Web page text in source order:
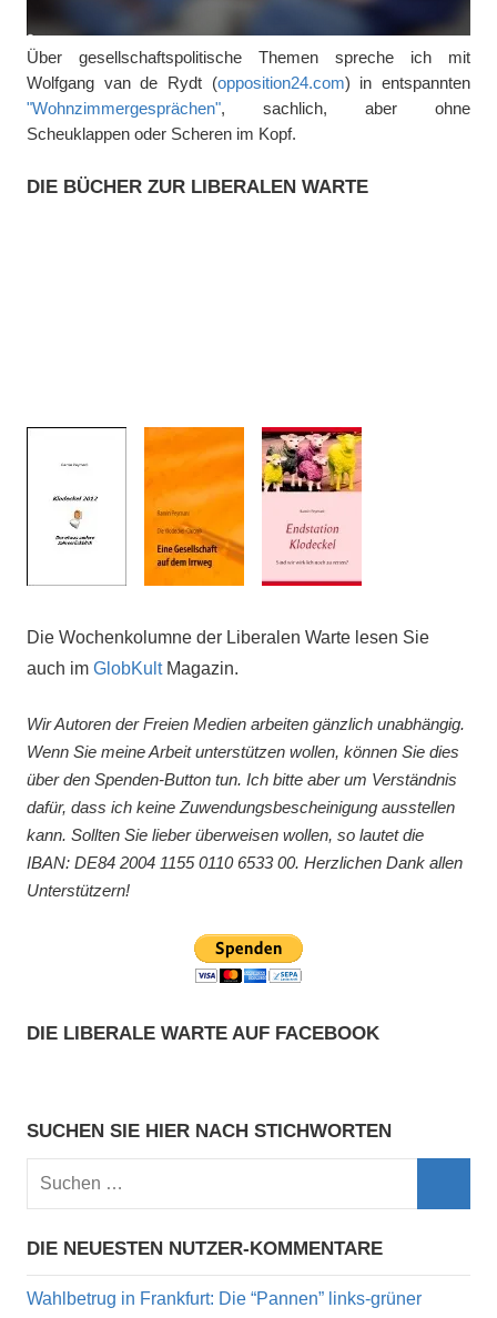
Über gesellschaftspolitische Themen spreche ich mit
Wolfgang van de Rydt (opposition24.com) in entspannten
"Wohnzimmergesprächen", sachlich, aber ohne
Scheuklappen oder Scheren im Kopf.
DIE BÜCHER ZUR LIBERALEN WARTE
Die Wochenkolumne der Liberalen Warte lesen Sie
auch im GlobKultMagazin.
Wir Autoren der Freien Medien arbeiten gänzlich unabhängig.
Wenn Sie meine Arbeit unterstützen wollen, können Sie dies
über den Spenden-Button tun. Ich bitte aber um Verständnis
dafür, dass ich keine Zuwendungsbescheinigung ausstellen
kann. Sollten Sie lieber überweisen wollen, so lautet die
IBAN: DE84 2004 1155 0110 6533 00. Herzlichen Dank allen
Unterstützern!
DIE LIBERALE WARTE AUF FACEBOOK
SUCHEN SIE HIER NACH STICHWORTEN
DIE NEUESTEN NUTZER-KOMMENTARE
Wahlbetrug in Frankfurt: Die “Pannen” links-grüner